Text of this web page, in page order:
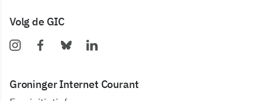
Volg de GIC
Groninger Internet Courant